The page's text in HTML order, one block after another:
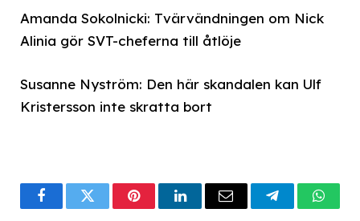
Amanda Sokolnicki: Tvärvändningen om Nick
Alinia gör SVT-cheferna till åtlöje
Susanne Nyström: Den här skandalen kan Ulf
Kristersson inte skratta bort
FacebookTwitterPinterestLinkedInEmail Telegram